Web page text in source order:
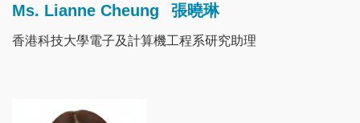
Ms. Lianne Cheung 張曉琳
香港科技大學電子及計算機工程系研究助理